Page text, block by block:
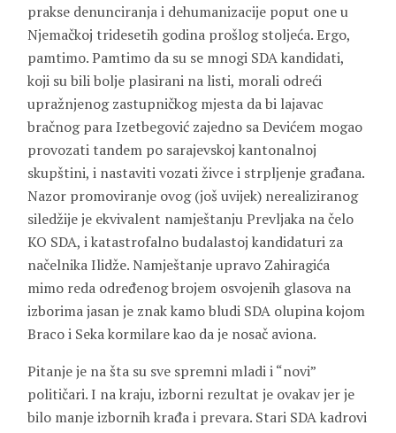
prakse denunciranja i dehumanizacije poput one u
Njemačkoj tridesetih godina prošlog stoljeća. Ergo,
pamtimo. Pamtimo da su se mnogi SDA kandidati,
koji su bili bolje plasirani na listi, morali odreći
upražnjenog zastupničkog mjesta da bi lajavac
bračnog para Izetbegović zajedno sa Devićem mogao
provozati tandem po sarajevskoj kantonalnoj
skupštini, i nastaviti vozati živce i strpljenje građana.
Nazor promoviranje ovog (još uvijek) nerealiziranog
siledžije je ekvivalent namještanju Prevljaka na čelo
KO SDA, i katastrofalno budalastoj kandidaturi za
načelnika Ilidže. Namještanje upravo Zahiragića
mimo reda određenog brojem osvojenih glasova na
izborima jasan je znak kamo bludi SDA olupina kojom
Braco i Seka kormilare kao da je nosač aviona.
Pitanje je na šta su sve spremni mladi i “novi”
političari. I na kraju, izborni rezultat je ovakav jer je
bilo manje izbornih krađa i prevara. Stari SDA kadrovi